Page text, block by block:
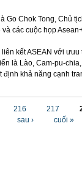
Go Chok Tong, Chủ
các cuộc họp
kết ASEAN với
là Lào, Cam-pu-
khả năng cạnh
216 217
sau › cuối »